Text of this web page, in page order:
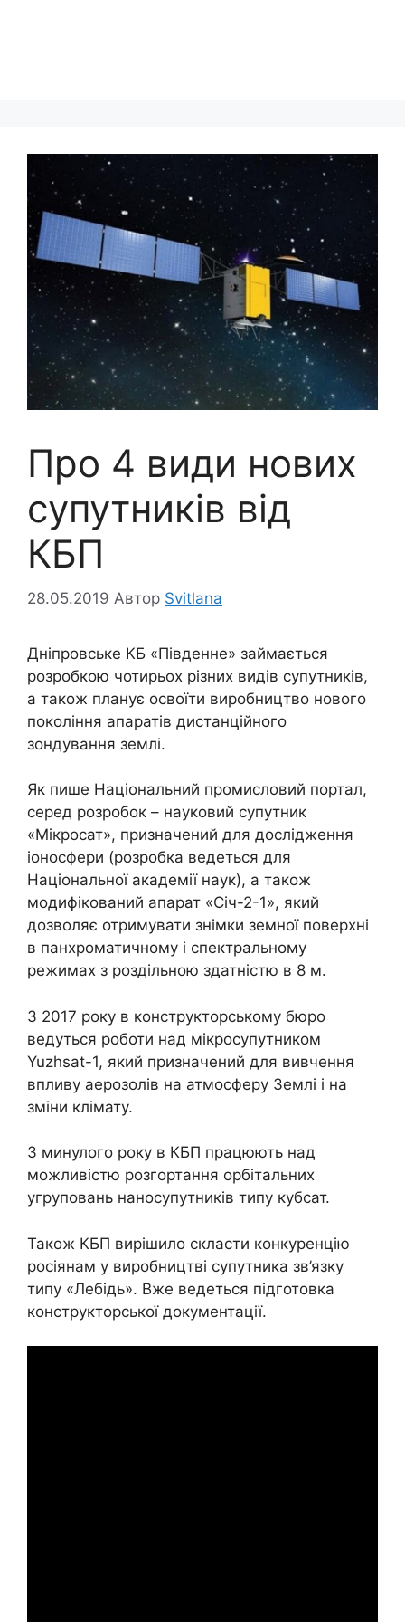
Про 4 види нових
супутників від
КБП
28.05.2019 Автор Svitlana
Дніпровське КБ «Південне» займається
розробкою чотирьох різних видів супутників,
а також планує освоїти виробництво нового
покоління апаратів дистанційного
зондування землі.
Як пише Національний промисловий портал,
серед розробок – науковий супутник
«Мікросат», призначений для дослідження
іоносфери (розробка ведеться для
Національної академії наук), а також
модифікований апарат «Січ-2-1», який
дозволяє отримувати знімки земної поверхні
в панхроматичному і спектральному
режимах з роздільною здатністю в 8 м.
З 2017 року в конструкторському бюро
ведуться роботи над мікросупутником
Yuzhsat-1, який призначений для вивчення
впливу аерозолів на атмосферу Землі і на
зміни клімату.
З минулого року в КБП працюють над
можливістю розгортання орбітальних
угруповань наносупутників типу кубсат.
Також КБП вирішило скласти конкуренцію
росіянам у виробництві супутника зв’язку
типу «Лебідь». Вже ведеться підготовка
конструкторської документації.